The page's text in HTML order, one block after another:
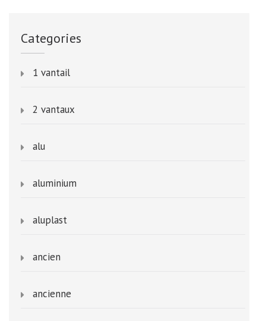
Categories
1 vantail
2 vantaux
alu
aluminium
aluplast
ancien
ancienne